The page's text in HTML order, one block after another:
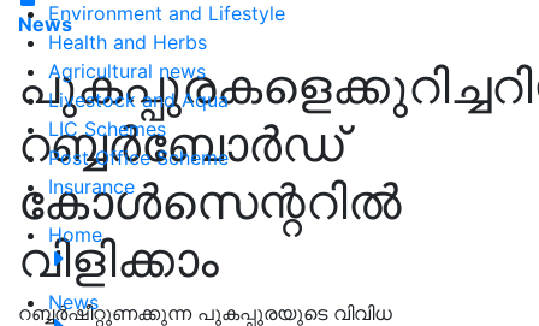
Environment and Lifestyle
Health and Herbs
Agricultural news
Livestock and Aqua
LIC Schemes
Post Office Scheme
Insurance
Home
News
News
റബ്ബര്‍ബോര്‍ഡ്
കോള്‍സെന്ററില്‍
വിളിക്കാം
റബ്ബര്‍ഷീറ്റുണക്കുന്ന പുകപ്പുരയുടെ വിവിധ